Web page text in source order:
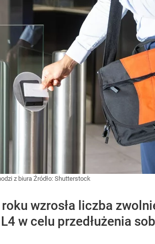
z biuraŹródło: Shutterstock
wzrosła liczba
w celu przedłużenia